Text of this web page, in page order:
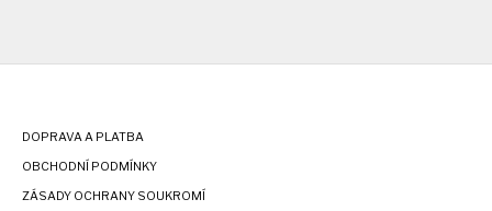
DOPRAVA A PLATBA
OBCHODNÍ PODMÍNKY
ZÁSADY OCHRANY SOUKROMÍ